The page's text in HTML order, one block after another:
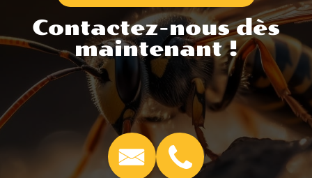
Contactez-nous dès
maintenant !